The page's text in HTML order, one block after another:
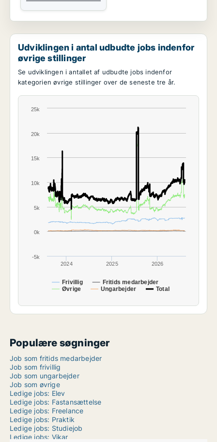
Udviklingen i antal udbudte jobs indenfor
øvrige stillinger
Se udviklingen i antallet af udbudte jobs indenfor
kategorien øvrige stillinger over de seneste tre år.
Frivillig
Fritids medarbejder
Øvrige
Ungarbejder Total
2024 2025 2026
-5k
0k
5k
10k
15k
20k
25k
Populære søgninger
Job som fritids medarbejder
Job som frivillig
Job som ungarbejder
Job som øvrige
Ledige jobs: Elev
Ledige jobs: Fastansættelse
Ledige jobs: Freelance
Ledige jobs: Praktik
Ledige jobs: Studiejob
Ledige jobs: Vikar